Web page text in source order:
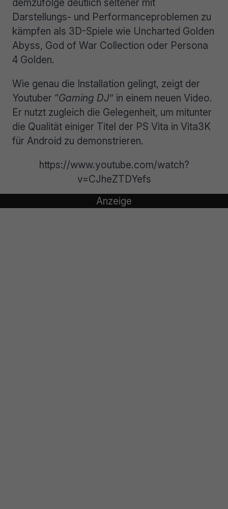
demzufolge deutlich seltener mit
Darstellungs- und Performanceproblemen zu
kämpfen als 3D-Spiele wie Uncharted Golden
Abyss, God of War Collection oder Persona
4 Golden.
Wie genau die Installation gelingt, zeigt der
Youtuber “Gaming DJ” in einem neuen Video.
Er nutzt zugleich die Gelegenheit, um mitunter
die Qualität einiger Titel der PS Vita in Vita3K
für Android zu demonstrieren.
https://www.youtube.com/watch?
v=CJheZTDYefs